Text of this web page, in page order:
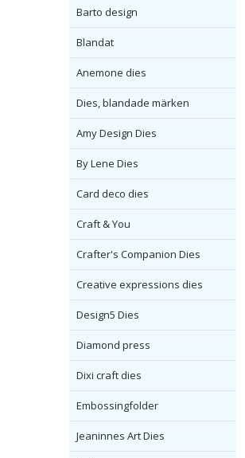
Barto design
Blandat
Anemone dies
Dies, blandade märken
Amy Design Dies
By Lene Dies
Card deco dies
Craft & You
Crafter's Companion Dies
Creative expressions dies
Design5 Dies
Diamond press
Dixi craft dies
Embossingfolder
Jeaninnes Art Dies